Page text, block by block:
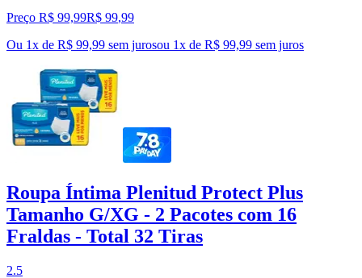
Preço R$ 99,99R$ 99,99
Ou 1x de R$ 99,99 sem jurosou 1x de R$ 99,99 sem juros
Roupa Íntima Plenitud Protect Plus
Tamanho G/XG - 2 Pacotes com 16
Fraldas - Total 32 Tiras
2.5